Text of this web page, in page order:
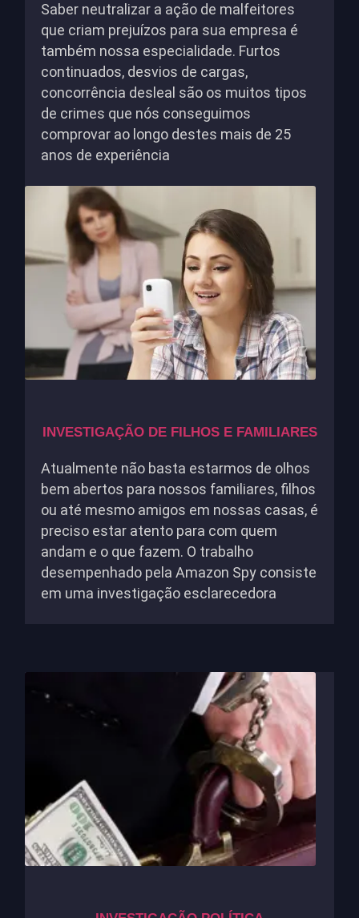
Saber neutralizar a ação de malfeitores
que criam prejuízos para sua empresa é
também nossa especialidade. Furtos
continuados, desvios de cargas,
concorrência desleal são os muitos tipos
de crimes que nós conseguimos
comprovar ao longo destes mais de 25
anos de experiência
INVESTIGAÇÃO DE FILHOS E FAMILIARES
Atualmente não basta estarmos de olhos
bem abertos para nossos familiares, filhos
ou até mesmo amigos em nossas casas, é
preciso estar atento para com quem
andam e o que fazem. O trabalho
desempenhado pela Amazon Spy consiste
em uma investigação esclarecedora